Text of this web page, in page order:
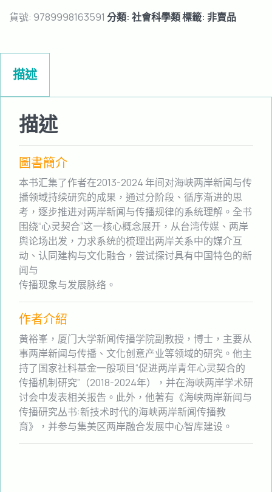
貨號: 9789998163591 分類: 社會科學類標籤: 非賣品
描述
描述
圖書簡介
本书汇集了作者在2013-2024 年间对海峡两岸新闻与传
播领域持续研究的成果，通过分阶段、循序渐进的思
考，逐步推进对两岸新闻与传播规律的系统理解。全书
围绕“心灵契合”这一核心概念展开，从台湾传媒、两岸
舆论场出发，力求系统的梳理出两岸关系中的媒介互
动、认同建构与文化融合，尝试探讨具有中国特色的新
闻与
传播现象与发展脉络。
作者介紹
黄裕峯，厦门大学新闻传播学院副教授，博士，主要从
事两岸新闻与传播、文化创意产业等领域的研究。他主
持了国家社科基金一般项目“促进两岸青年心灵契合的
传播机制研究”（2018-2024年）
，并在海峡两岸学术研
讨会中发表相关报告 。此外，他著有《海峡两岸新闻与
传播研究丛书:新技术时代的海峡两岸新闻传播教
育》
，并参与集美区两岸融合发展中心智库建设。